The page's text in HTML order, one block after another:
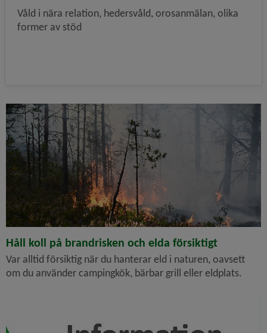
Våld i nära relation, hedersvåld, orosanmälan, olika
former av stöd
Håll koll på brandrisken och elda försiktigt
Var alltid försiktig när du hanterar eld i naturen, oavsett
om du använder campingkök, bärbar grill eller eldplats.